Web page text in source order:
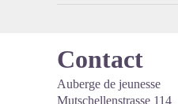
Contact
Auberge de jeunesse
Mutschellenstrasse 114